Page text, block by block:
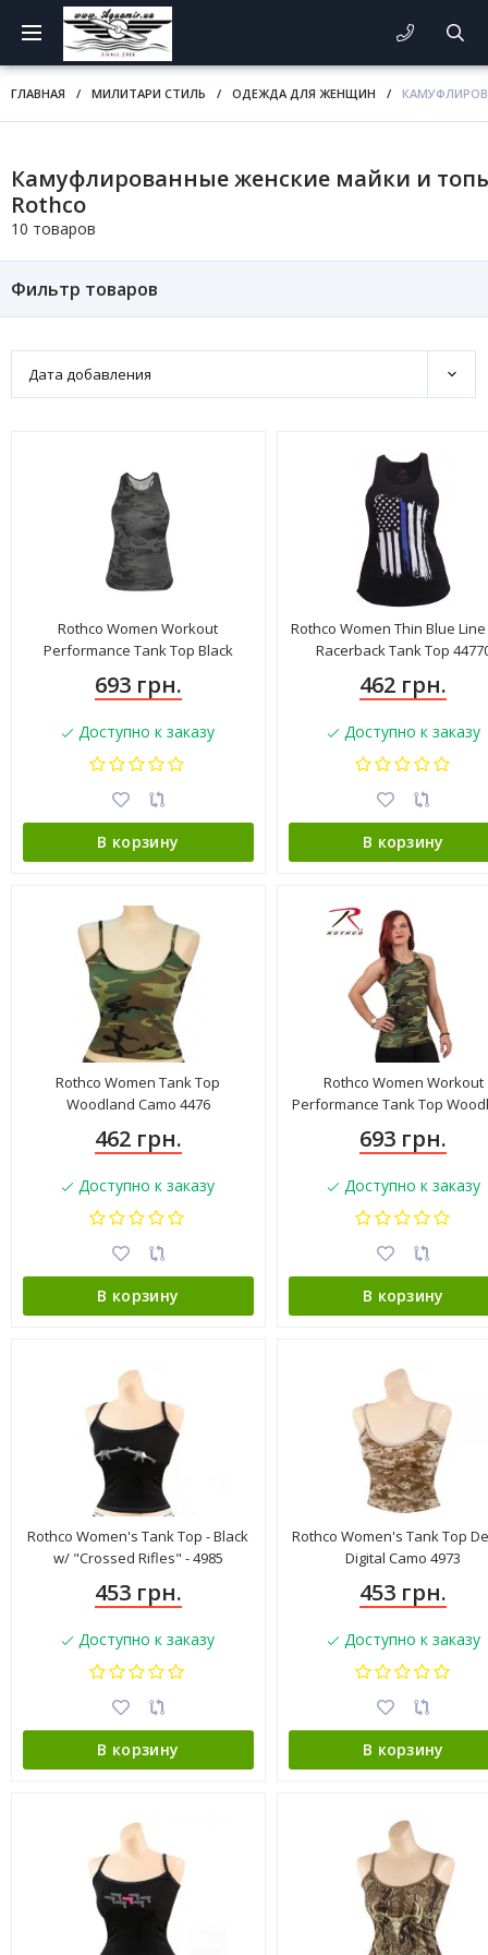
ГЛАВНАЯ / МИЛИТАРИ СТИЛЬ / ОДЕЖДА ДЛЯ ЖЕНЩИН /
Камуфлированные женские майки и
Rothco
10 товаров
Фильтр товаров
Дата добавления
Rothco Women Workout
Performance Tank Top Black
693 грн.
Доступно к заказу
В корзину
Rothco Women Thin Blue Line
Racerback Tank Top
462 грн.
Доступно к заказу
В корзину
Rothco Women Tank Top
Woodland Camo 4476
462 грн.
Доступно к заказу
В корзину
Rothco Women Workout
Performance Tank Top
693 грн.
Доступно к заказу
В корзину
Rothco Women's Tank Top - Black
w/ "Crossed Rifles" - 4985
453 грн.
Доступно к заказу
В корзину
Rothco Women's Tank Top
Digital Camo 4973
453 грн.
Доступно к заказу
В корзину